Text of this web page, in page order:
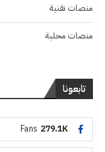
منصات تقنية
منصات محلية
تابعونا
279.1K
Fans